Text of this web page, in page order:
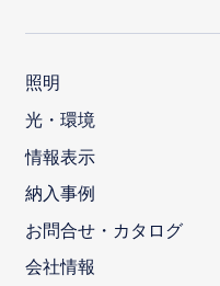
照明
光・環境
情報表示
納入事例
お問合せ・カタログ
会社情報